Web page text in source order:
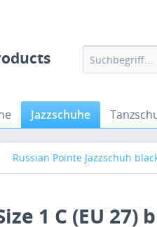
Jazzschuhe
Russian Pointe Jazzschuh
1 C (EU 27)